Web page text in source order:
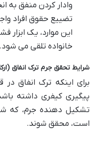
وادار کردن منفق به
تضییع حقوق افراد
این موارد، یک ابزار
خانواده تلقی می شود.
شرایط تحقق جرم ترک انفاق
برای اینکه ترک انفاق
پیگیری کیفری داشته
تشکیل دهنده جرم، که
است، محقق شوند.